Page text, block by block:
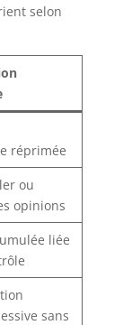
selon
réprimée
ou
opinions
liée
sans